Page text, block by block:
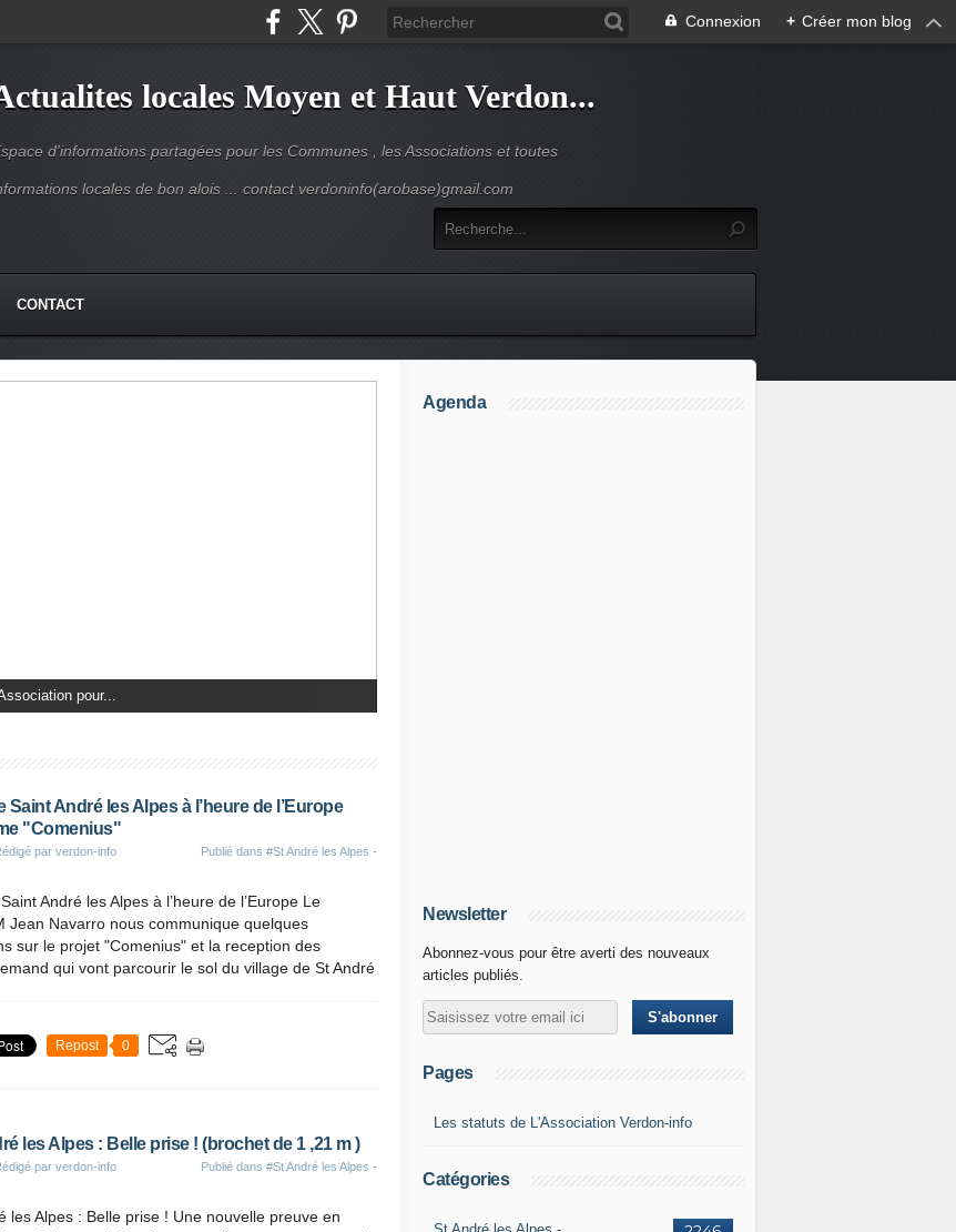
Connexion + Créer mon blog
locales Moyen et Haut Verdon...
d'informations partagées pour les Communes , les Associations et toutes
locales de bon alois ... contact verdoninfo(arobase)gmail.com
CONTACT
restera gravé...
Saint André les Alpes à l’heure de l’Europe
"Comenius"
par verdon-info Publié dans #St André les Alpes -
Saint André les Alpes à l’heure de l’Europe Le
Jean Navarro nous communique quelques
sur le projet "Comenius" et la reception des
qui vont parcourir le sol du village de St André
Repost 0
les Alpes : Belle prise ! (brochet de 1 ,21 m )
par verdon-info Publié dans #St André les Alpes -
les Alpes : Belle prise ! Une nouvelle preuve en
Agenda
Newsletter
Abonnez-vous pour être averti des nouveaux
articles publiés.
Pages
Les statuts de L'Association Verdon-info
Catégories
St André les Alpes -